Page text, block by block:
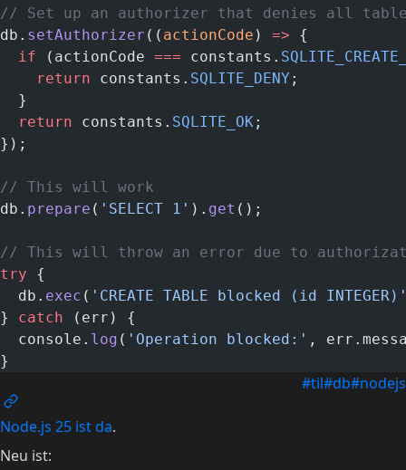
// Set up an authorizer that denies all
db. setAuthorizer (( actionCode ) => {
  if
(actionCode === constants.
    return
constants. SQLITE_DENY ;
  }
  return
constants. SQLITE_OK;
});
// This will work
db. prepare ( 'SELECT 1' ). get ();
// This will throw an error due to
try {
  db.
exec ( 'CREATE TABLE blocked (id
} catch (err) {
  console.
log ( 'Operation blocked:' ,
}
#til#db#nodejs
Node.js 25 ist da.
Neu ist: